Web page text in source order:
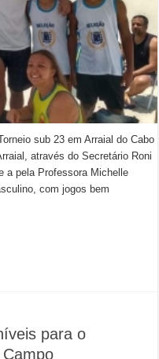
sub 23 em Arraial do Cabo
através do Secretário Roni
a pela Professora Michelle
com jogos bem
para o